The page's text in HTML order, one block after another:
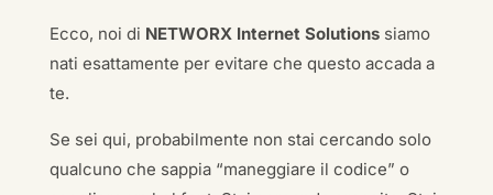
Ecco, noi di NETWORX Internet Solutionssiamo
nati esattamente per evitare che questo accada a
te.
Se sei qui, probabilmente non stai cercando solo
qualcuno che sappia “maneggiare il codice” o